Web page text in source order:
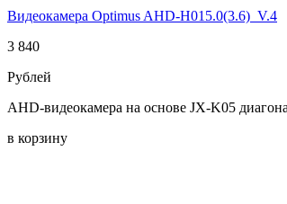
Видеокамера Optimus AHD-H015.0(3.6)_V.4
3 840
Рублей
AHD-видеокамера на основе JX-K05
в корзину